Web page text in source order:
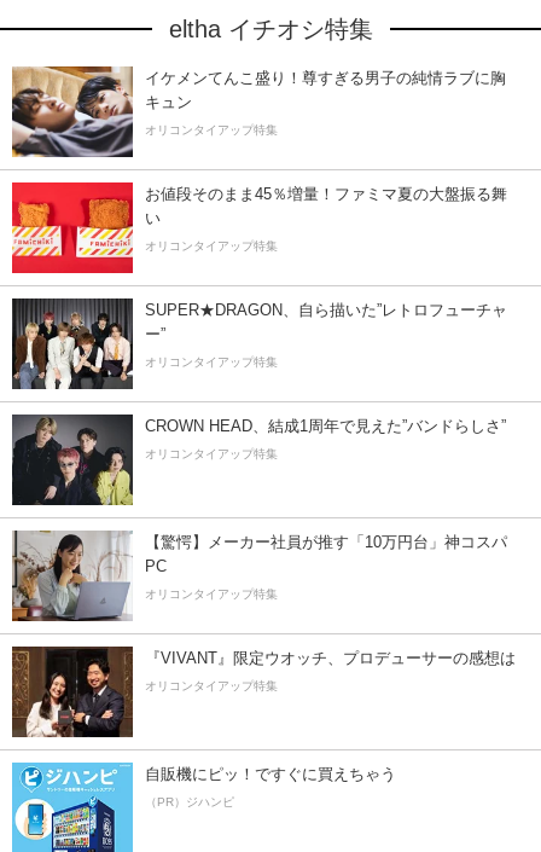
eltha イチオシ特集
イケメンてんこ盛り！尊すぎる男子の純情ラブに胸
キュン
オリコンタイアップ特集
お値段そのまま45％増量！ファミマ夏の大盤振る舞
い
オリコンタイアップ特集
SUPER★DRAGON、自ら描いた”レトロフューチャ
ー”
オリコンタイアップ特集
CROWN HEAD、結成1周年で見えた”バンドらしさ”
オリコンタイアップ特集
【驚愕】メーカー社員が推す「10万円台」神コスパ
PC
オリコンタイアップ特集
『VIVANT』限定ウオッチ、プロデューサーの感想は
オリコンタイアップ特集
自販機にピッ！ですぐに買えちゃう
（PR）ジハンピ